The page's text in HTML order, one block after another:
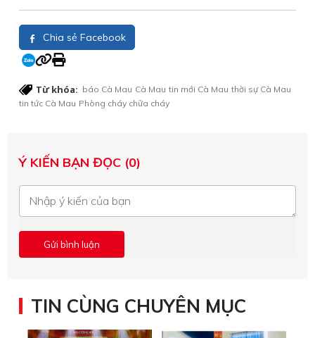
Chia sẻ Facebook
Từ khóa: báo Cà Mau Cà Mau tin mới Cà Mau thời sự Cà Mau
tin tức Cà Mau Phòng cháy chữa cháy
Ý KIẾN BẠN ĐỌC (0)
TIN CÙNG CHUYÊN MỤC